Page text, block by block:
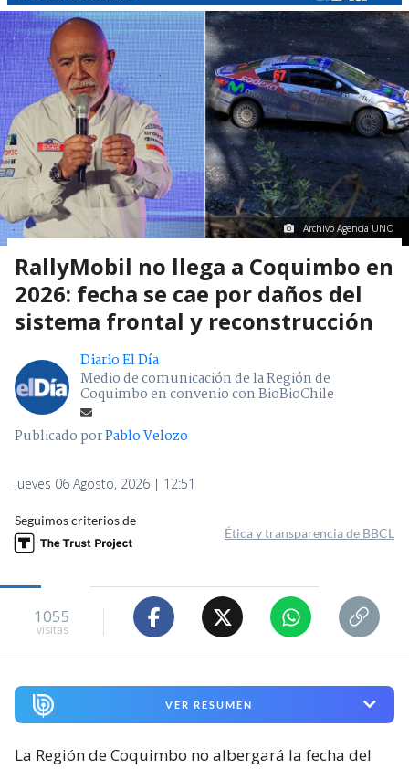
Archivo Agencia UNO
RallyMobil no llega a Coquimbo en
2026: fecha se cae por daños del
sistema frontal y reconstrucción
Diario El Día
Medio de comunicación de la Región de
Coquimbo en convenio con BioBioChile
Publicado porPablo Velozo
Jueves 06 Agosto, 2026 | 12:51
Seguimos criterios de
Ética y transparencia de BBCL
1055
visitas
VER RESUMEN
La Región de Coquimbo no albergará la fecha del